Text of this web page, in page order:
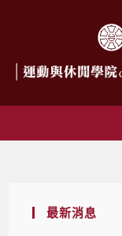
最新消息